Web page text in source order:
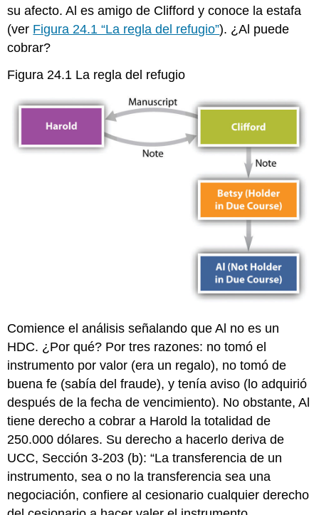
su afecto. Al es amigo de Clifford y conoce la estafa
(ver Figura 24.1 “La regla del refugio”). ¿Al puede
cobrar?
Figura 24.1 La regla del refugio
Comience el análisis señalando que Al no es un
HDC. ¿Por qué? Por tres razones: no tomó el
instrumento por valor (era un regalo), no tomó de
buena fe (sabía del fraude), y tenía aviso (lo adquirió
después de la fecha de vencimiento). No obstante, Al
tiene derecho a cobrar a Harold la totalidad de
250.000 dólares. Su derecho a hacerlo deriva de
UCC, Sección 3-203 (b): “La transferencia de un
instrumento, sea o no la transferencia sea una
negociación, confiere al cesionario cualquier derecho